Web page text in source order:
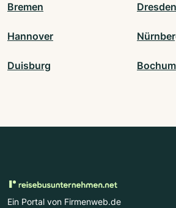
Bremen Dresden
Hannover
Duisburg Bochum
Ein Portal von Firmenweb.de